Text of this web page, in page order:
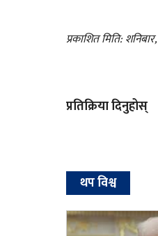
प्रकाशित मिति:
प्रतिक्रिया दिनुहोस्
थप विश्व